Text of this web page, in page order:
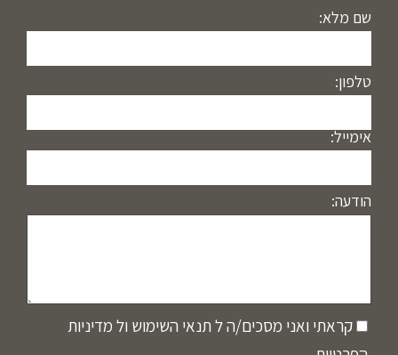
שם מלא:
טלפון:
אימייל:
הודעה:
קראתי ואני מסכים/ה ל תנאי השימוש ול מדיניות